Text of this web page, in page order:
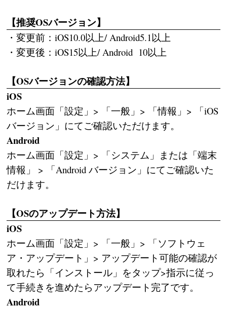
【推奨OSバージョン】
・変更前：iOS10.0以上/ Android5.1以上
・変更後：iOS15以上/ Android 10以上
【OSバージョンの確認方法】
iOS
ホーム画面「設定」> 「一般」> 「情報」> 「iOS
バージョン」にてご確認いただけます。
Android
ホーム画面「設定」> 「システム」または「端末
情報」 > 「Android バージョン」にてご確認いた
だけます。
【OSのアップデート方法】
iOS
ホーム画面「設定」> 「一般」> 「ソフトウェ
ア・アップデート」> アップデート可能の確認が
取れたら「インストール」をタップ>指示に従っ
て手続きを進めたらアップデート完了です。
Android